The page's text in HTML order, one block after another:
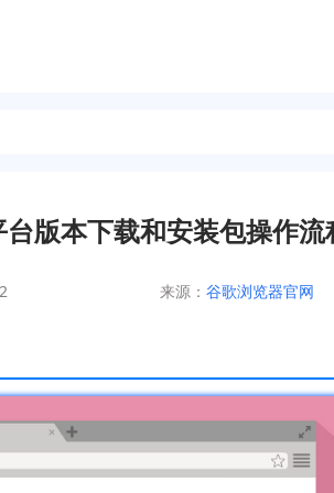
版本下载和安装包操作流
来源： 谷歌浏览器官网